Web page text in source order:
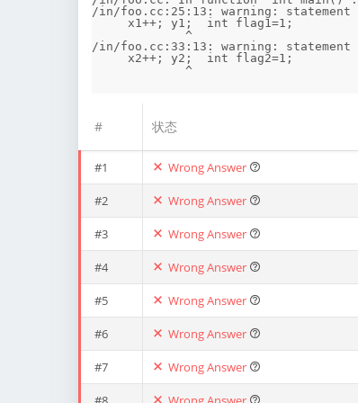
/in/foo.cc:25:13: warning: statement
/in/foo.cc:33:13: warning: statement
# 状态
#1 Wrong Answer
#2 Wrong Answer
#3 Wrong Answer
#4 Wrong Answer
#5 Wrong Answer
#6 Wrong Answer
#7 Wrong Answer